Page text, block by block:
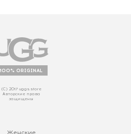
100% ORIGINAL
(С) 2017 uggs.store
Авторские права
защищены
Женские